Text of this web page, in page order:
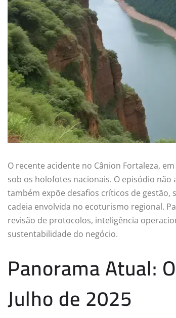
O recente acidente no Cânion Fortaleza,
sob os holofotes nacionais. O episódio
também expõe desafios críticos de
cadeia envolvida no ecoturismo regional.
revisão de protocolos, inteligência
sustentabilidade do negócio.
Panorama Atual:
Julho de 2025